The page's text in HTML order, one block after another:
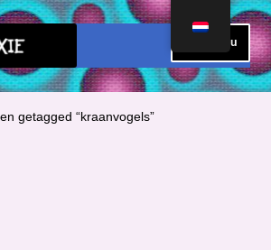
Menu
getagged “kraanvogels”